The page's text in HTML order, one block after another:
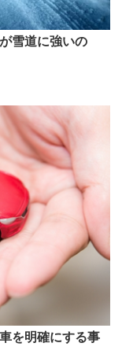
雪道に強いの
を明確にする事